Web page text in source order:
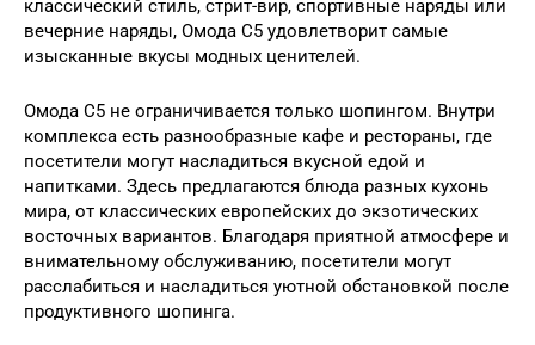
классический стиль, стрит-вир, спортивные наряды или
вечерние наряды, Омода С5 удовлетворит самые
изысканные вкусы модных ценителей.
Омода С5 не ограничивается только шопингом. Внутри
комплекса есть разнообразные кафе и рестораны, где
посетители могут насладиться вкусной едой и
напитками. Здесь предлагаются блюда разных кухонь
мира, от классических европейских до экзотических
восточных вариантов. Благодаря приятной атмосфере и
внимательному обслуживанию, посетители могут
расслабиться и насладиться уютной обстановкой после
продуктивного шопинга.